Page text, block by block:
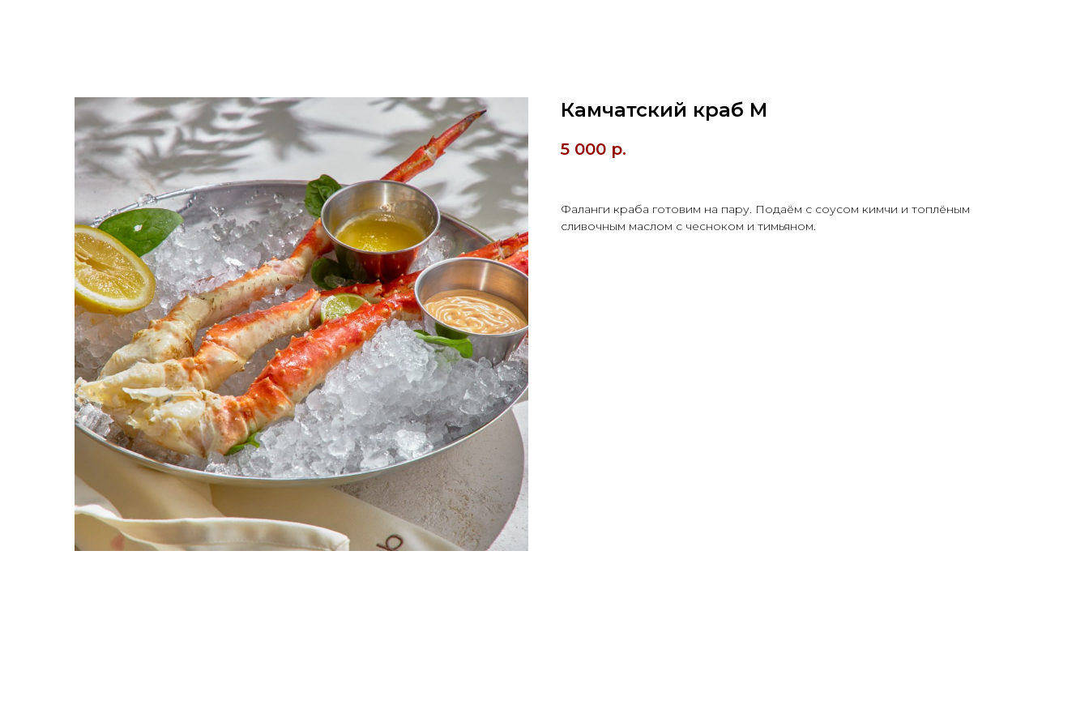
Камчатский краб M
5 000 р.
Фаланги краба готовим на пару. Подаём с соусом кимчи и топлёным
сливочным маслом с чесноком и тимьяном.